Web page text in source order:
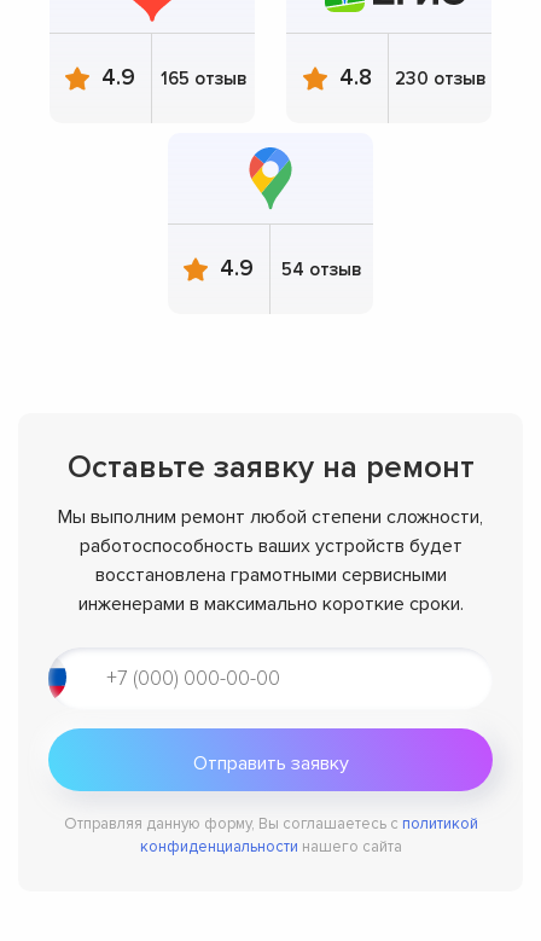
4.9 165 отзыв 4.8 230 отзыв
4.9 54 отзыв
Оставьте заявку на ремонт
Мы выполним ремонт любой степени сложности,
работоспособность ваших устройств будет
восстановлена грамотными сервисными
инженерами в максимально короткие сроки.
Отправляя данную форму, Вы соглашаетесь с политикой
конфиденциальности нашего сайта